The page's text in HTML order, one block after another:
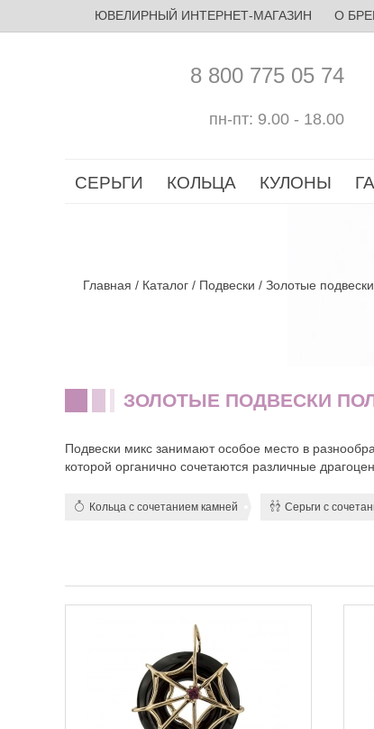
ЮВЕЛИРНЫЙ ИНТЕРНЕТ-МАГАЗИН О
8 800 775 05 74
пн-пт: 9.00 - 18.00
СЕРЬГИ КОЛЬЦА КУЛОНЫ
Главная / Каталог / Подвески / Золотые подвески
ЗОЛОТЫЕ ПОДВЕСКИ
Подвески микс занимают особое место в
которой органично сочетаются различные
Кольца с сочетанием камней Серьги с